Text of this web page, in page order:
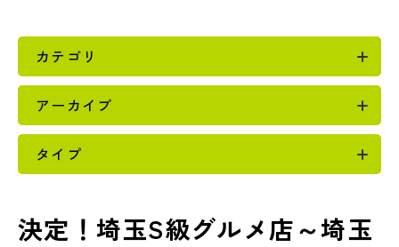
カテゴリ
アーカイブ
タイプ
決定！埼玉S級グルメ店～埼玉